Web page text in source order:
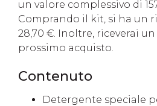
un valore complessivo di
Comprando il kit, si ha un
28,70 €. Inoltre, riceverai
prossimo acquisto.
Contenuto
Detergente speciale